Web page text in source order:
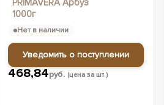
PRIMAVERA Арбуз
1000г
468,84руб. (цена за шт.)
Нет в наличии
Уведомить о поступлении